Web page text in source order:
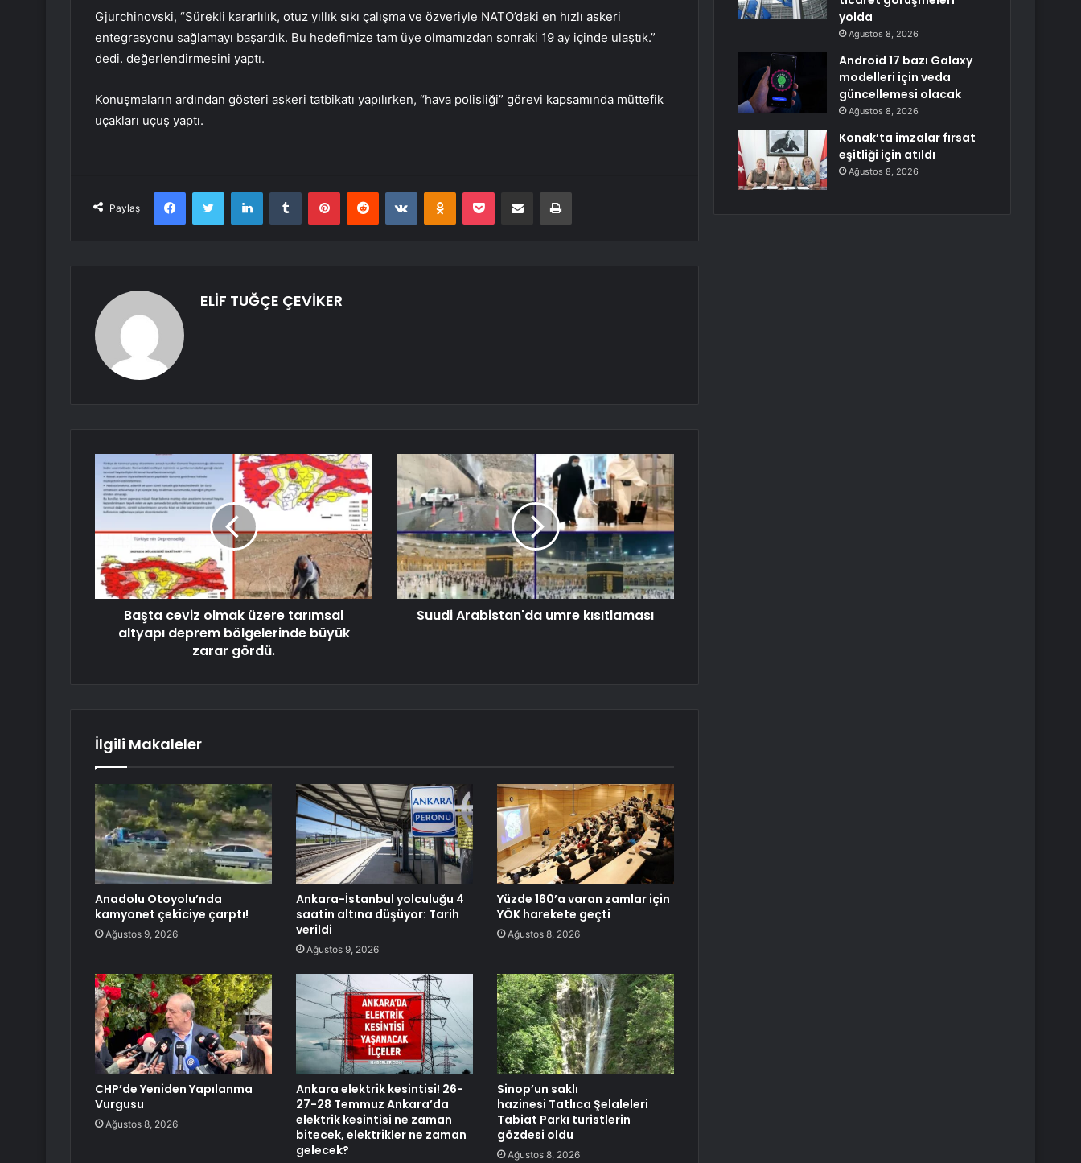
Gjurchinovski, “Sürekli kararlılık, otuz yıllık sıkı çalışma ve özveriyle NATO’daki en hızlı askeri
entegrasyonu sağlamayı başardık. Bu hedefimize tam üye olmamızdan sonraki 19 ay içinde ulaştık.”
dedi. değerlendirmesini yaptı.
Konuşmaların ardından gösteri askeri tatbikatı yapılırken, “hava polisliği” görevi kapsamında müttefik
uçakları uçuş yaptı.
Paylaş
FacebookTwitter LinkedInTumblr PinterestReddit VKontakteOdnoklassniki
Pocket E-Posta ile paylaş Yazdır
ELİF TUĞÇE ÇEVİKER
Başta ceviz olmak üzere tarımsal
altyapı deprem bölgelerinde büyük
zarar gördü.
Suudi Arabistan'da umre kısıtlaması
İlgili Makaleler
Anadolu Otoyolu’nda
kamyonet çekiciye çarptı!
Ağustos 9, 2026
Ankara-İstanbul yolculuğu 4
saatin altına düşüyor: Tarih
verildi
Ağustos 9, 2026
Yüzde 160’a varan zamlar için
YÖK harekete geçti
Ağustos 8, 2026
CHP’de Yeniden Yapılanma
Vurgusu
Ağustos 8, 2026
Ankara elektrik kesintisi! 26-
27-28 Temmuz Ankara’da
elektrik kesintisi ne zaman
bitecek, elektrikler ne zaman
gelecek?
Sinop’un saklı
hazinesi Tatlıca Şelaleleri
Tabiat Parkı turistlerin
gözdesi oldu
Ağustos 8, 2026
yolda
Ağustos 8, 2026
Android 17 bazı Galaxy
modelleri için veda
güncellemesi olacak
Ağustos 8, 2026
Konak’ta imzalar fırsat
eşitliği için atıldı
Ağustos 8, 2026